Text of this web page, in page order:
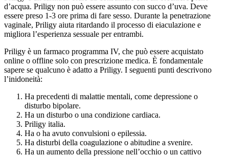
d’acqua. Priligy non può essere assunto con succo d’uva. Deve
essere preso 1-3 ore prima di fare sesso. Durante la penetrazione
vaginale, Priligy aiuta ritardando il processo di eiaculazione e
migliora l’esperienza sessuale per entrambi.
Priligy è un farmaco programma IV, che può essere acquistato
online o offline solo con prescrizione medica. È fondamentale
sapere se qualcuno è adatto a Priligy. I seguenti punti descrivono
l’inidoneità:
Ha precedenti di malattie mentali, come depressione o
disturbo bipolare.
Ha un disturbo o una condizione cardiaca.
Priligy italia.
Ha o ha avuto convulsioni o epilessia.
Ha disturbi della coagulazione o abitudine a svenire.
Ha un aumento della pressione nell’occhio o un cattivo